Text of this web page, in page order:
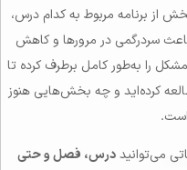
از برنامه مربوط به کدام درس،
سردرگمی در مرورها و کاهش
را به‌طور کامل برطرف کرده تا
کرده‌اید و چه بخش‌هایی هنوز
می‌توانیددرس، فصل و حتی